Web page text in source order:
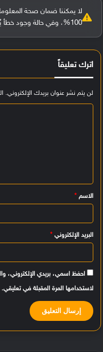
لا يمكننا ضمان صحة
100%، وفي حالة وجود خطأ يُرجى
اترك تعليقاً
لن يتم نشر عنوان بريدك الإلكتروني.
ي
ق
الاسم *
البريد الإلكتروني *
احفظ اسمي، بريدي الإلكتروني،
لاستخدامها المرة المقبلة في تعليقي.